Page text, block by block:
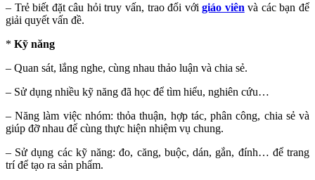
– Trẻ biết đặt câu hỏi truy vấn, trao đổi vớigiáo viên và các bạn để
giải quyết vấn đề.
* Kỹ năng
– Quan sát, lắng nghe, cùng nhau thảo luận và chia sẻ.
– Sử dụng nhiều kỹ năng đã học để tìm hiểu, nghiên cứu…
– Năng làm việc nhóm: thỏa thuận, hợp tác, phân công, chia sẻ và
giúp đỡ nhau để cùng thực hiện nhiệm vụ chung.
– Sử dụng các kỹ năng: đo, căng, buộc, dán, gắn, đính… để trang
trí để tạo ra sản phẩm.